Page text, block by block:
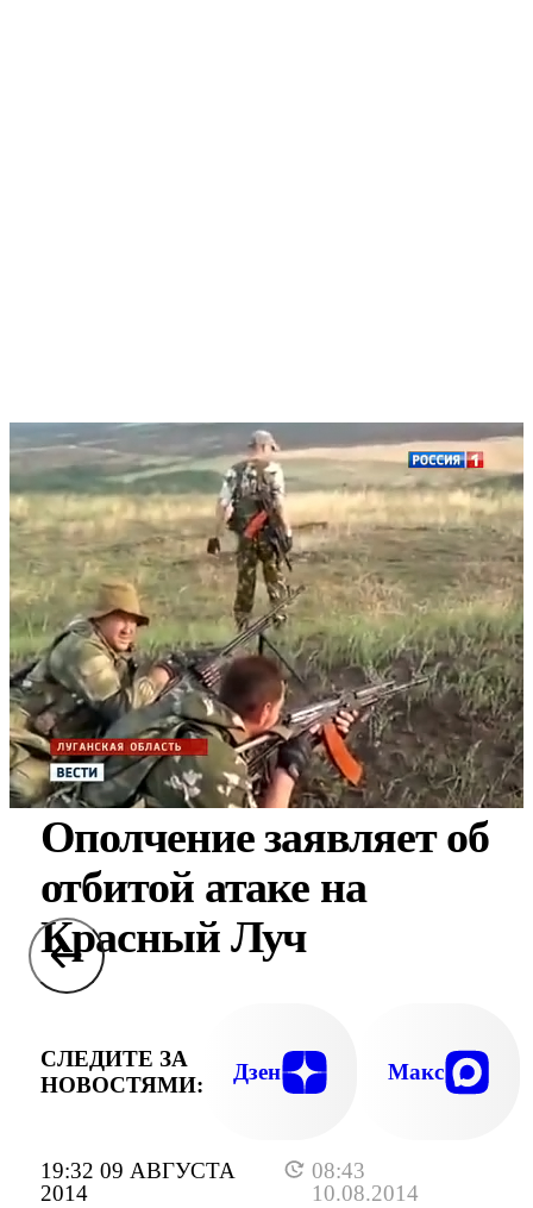
19:32 09 АВГУСТА
2014
08:43
10.08.2014
Ополчение заявляет об
отбитой атаке на
Красный Луч
СЛЕДИТЕ ЗА
НОВОСТЯМИ:
Дзен Макс